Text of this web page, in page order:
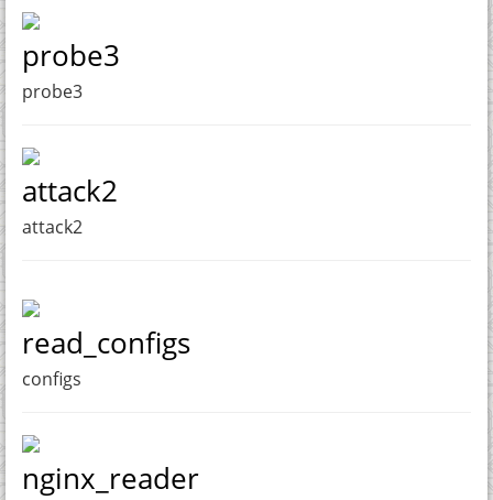
probe3
probe3
attack2
attack2
read_configs
configs
nginx_reader